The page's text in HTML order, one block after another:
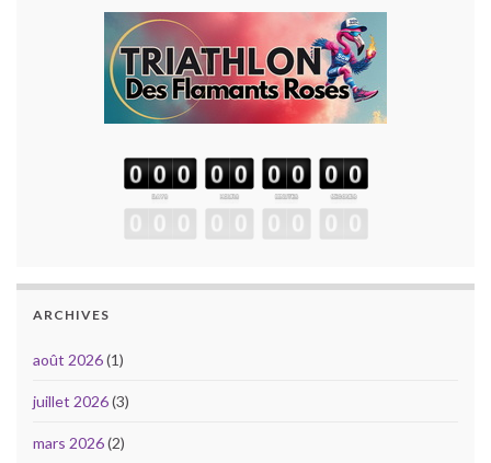
ARCHIVES
août 2026(1)
juillet 2026(3)
mars 2026(2)